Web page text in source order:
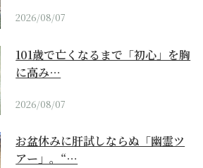
2026/08/07
101歳で亡くなるまで「初心」を胸
に高み…
2026/08/07
お盆休みに肝試しならぬ「幽霊ツ
アー」。“…